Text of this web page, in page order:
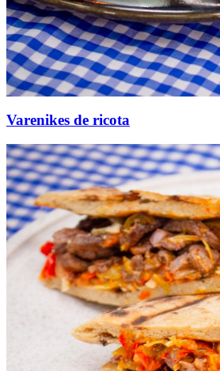
Varenikes de ricota